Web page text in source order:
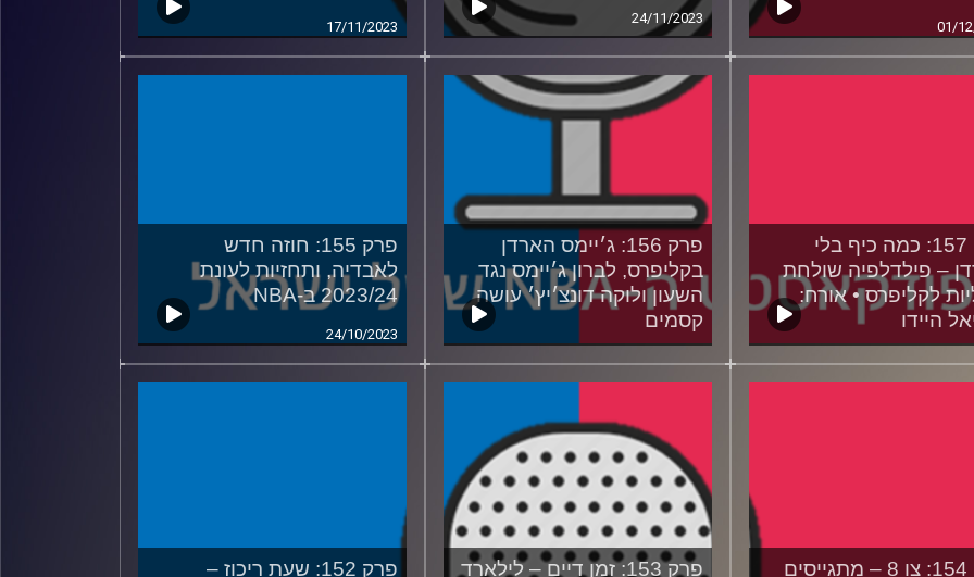
01/
24/11/2023
17/11/2023
פרק 157: כמה כיף בלי
– פילדלפיה שולחת
לקליפרס • אורח:
היידו
09/
פרק 156: ג׳יימס הארדן
בקליפרס, לברון ג׳יימס נגד
השעון ולוקה דונצ׳יץ׳ עושה
קסמים
02/11/2023
פרק 155: חוזה חדש
לאבדיה, ותחזיות לעונת
2023/24 ב-NBA
24/10/2023
פרק 154: צו 8 – מתגייסים
פרק 153: זמן דיים – לילארד
פרק 152: שעת ריכוז –